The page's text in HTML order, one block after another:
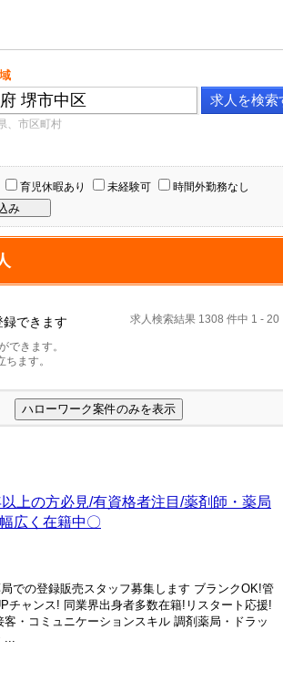
、市区町村
育児休暇あり 未経験可 時間外勤務なし
求人検索結果 1308 件中 1 - 20
できます
できます。
ます。
上の方必見/有資格者注目/薬剤師・薬局
広く在籍中〇
での登録販売スタッフ募集します ブランクOK!管
チャンス! 同業界出身者多数在籍!リスタート応援!
・コミュニケーションスキル 調剤薬局・ドラッ
...